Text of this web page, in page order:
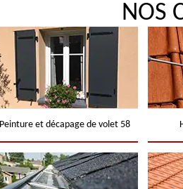
NOS
Peinture et décapage de volet 58